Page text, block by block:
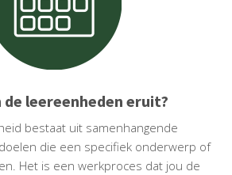
de leereenheden eruit?
bestaat uit samenhangende
die een specifiek onderwerp of
Het is een werkproces dat jou de